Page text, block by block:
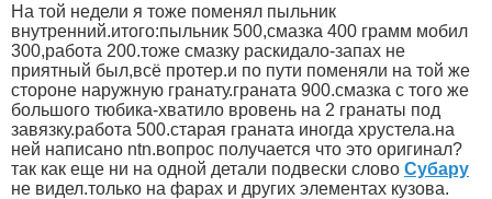
На той недели я тоже поменял пыльник
внутренний.итого:пыльник 500,смазка 400 грамм мобил
300,работа 200.тоже смазку раскидало-запах не
приятный был,всё протер.и по пути поменяли на той же
стороне наружную гранату.граната 900.смазка с того же
большого тюбика-хватило вровень на 2 гранаты под
завязку.работа 500.старая граната иногда хрустела.на
ней написано ntn.вопрос получается что это оригинал?
так как еще ни на одной детали подвески слово Субару
не видел.только на фарах и других элементах кузова.